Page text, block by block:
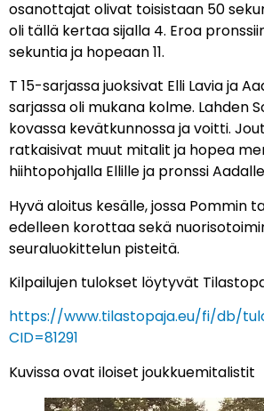
osanottajat olivat toisistaan 50
oli tällä kertaa sijalla 4. Eroa
sekuntia ja hopeaan 11.
T 15-sarjassa juoksivat Elli Lavia ja
sarjassa oli mukana kolme. Lahden
kovassa kevätkunnossa ja voitti.
ratkaisivat muut mitalit ja hopea
hiihtopohjalla Ellille ja pronssi
Hyvä aloitus kesälle, jossa Pommin
edelleen korottaa sekä
seuraluokittelun pisteitä.
Kilpailujen tulokset löytyvät
https://www.tilastopaja.eu/fi/db/
CID=81291
Kuvissa ovat iloiset joukkuemitalistit